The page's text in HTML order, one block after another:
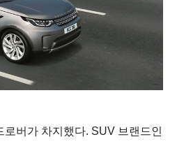
로버가 차지했다. SUV 브랜드인